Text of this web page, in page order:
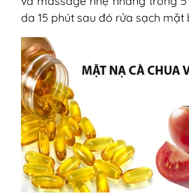
da 15 phút sau đó rửa sạch mặt